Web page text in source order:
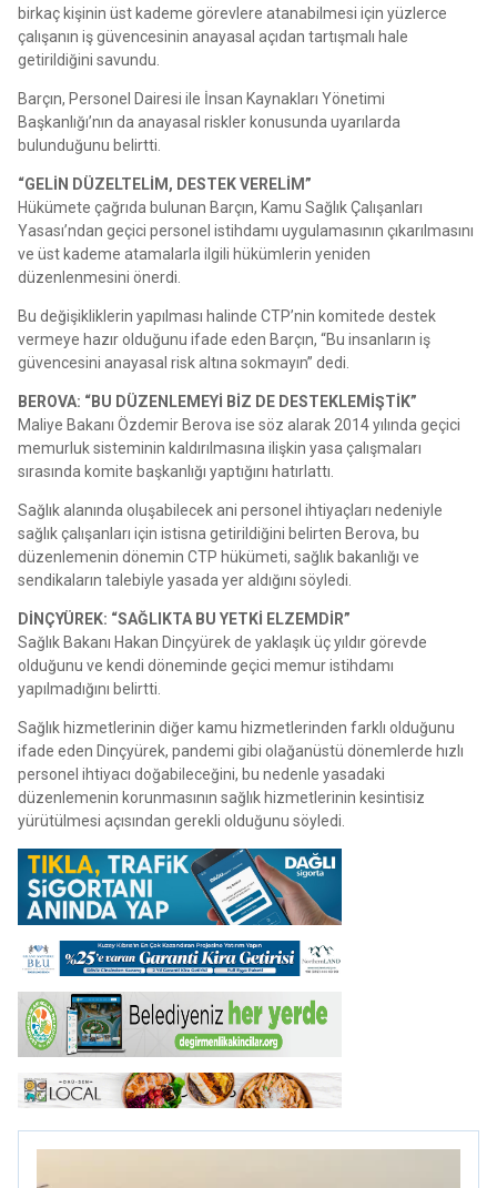
birkaç kişinin üst kademe görevlere atanabilmesi için yüzlerce
çalışanın iş güvencesinin anayasal açıdan tartışmalı hale
getirildiğini savundu.
Barçın, Personel Dairesi ile İnsan Kaynakları Yönetimi
Başkanlığı’nın da anayasal riskler konusunda uyarılarda
bulunduğunu belirtti.
“GELİN DÜZELTELİM, DESTEK VERELİM”
Hükümete çağrıda bulunan Barçın, Kamu Sağlık Çalışanları
Yasası’ndan geçici personel istihdamı uygulamasının çıkarılmasını
ve üst kademe atamalarla ilgili hükümlerin yeniden
düzenlenmesini önerdi.
Bu değişikliklerin yapılması halinde CTP’nin komitede destek
vermeye hazır olduğunu ifade eden Barçın, “Bu insanların iş
güvencesini anayasal risk altına sokmayın” dedi.
BEROVA: “BU DÜZENLEMEYİ BİZ DE DESTEKLEMİŞTİK”
Maliye Bakanı Özdemir Berova ise söz alarak 2014 yılında geçici
memurluk sisteminin kaldırılmasına ilişkin yasa çalışmaları
sırasında komite başkanlığı yaptığını hatırlattı.
Sağlık alanında oluşabilecek ani personel ihtiyaçları nedeniyle
sağlık çalışanları için istisna getirildiğini belirten Berova, bu
düzenlemenin dönemin CTP hükümeti, sağlık bakanlığı ve
sendikaların talebiyle yasada yer aldığını söyledi.
DİNÇYÜREK: “SAĞLIKTA BU YETKİ ELZEMDİR”
Sağlık Bakanı Hakan Dinçyürek de yaklaşık üç yıldır görevde
olduğunu ve kendi döneminde geçici memur istihdamı
yapılmadığını belirtti.
Sağlık hizmetlerinin diğer kamu hizmetlerinden farklı olduğunu
ifade eden Dinçyürek, pandemi gibi olağanüstü dönemlerde hızlı
personel ihtiyacı doğabileceğini, bu nedenle yasadaki
düzenlemenin korunmasının sağlık hizmetlerinin kesintisiz
yürütülmesi açısından gerekli olduğunu söyledi.